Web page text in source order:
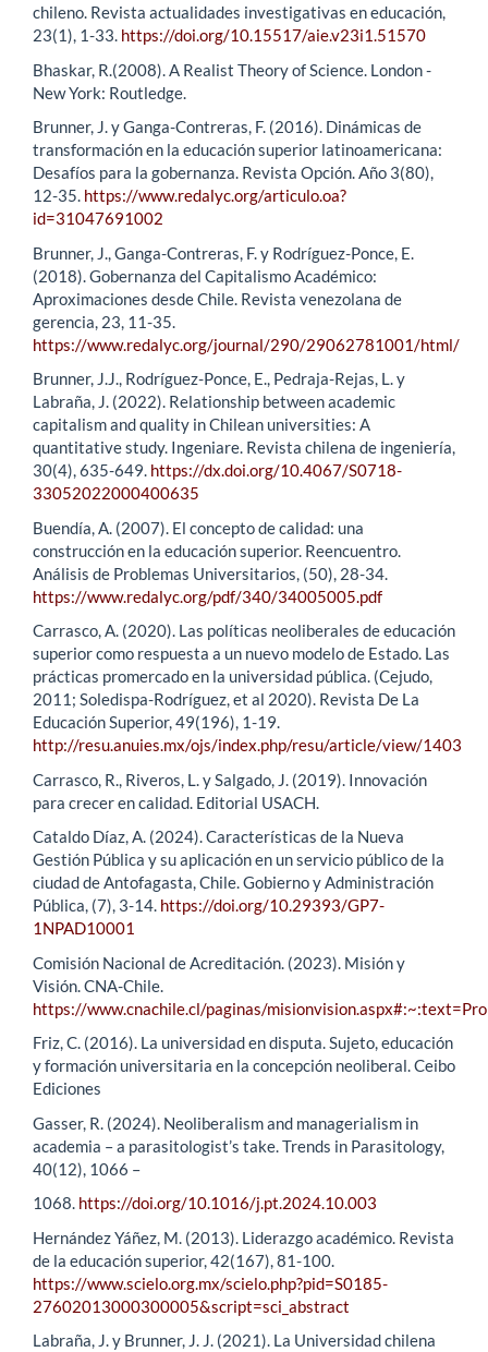
chileno. Revista actualidades investigativas en educación,
23(1), 1-33. https://doi.org/10.15517/aie.v23i1.51570
Bhaskar, R.(2008). A Realist Theory of Science. London -
New York: Routledge.
Brunner, J. y Ganga-Contreras, F. (2016). Dinámicas de
transformación en la educación superior latinoamericana:
Desafíos para la gobernanza. Revista Opción. Año 3(80),
12-35. https://www.redalyc.org/articulo.oa?
id=31047691002
Brunner, J., Ganga-Contreras, F. y Rodríguez-Ponce, E.
(2018). Gobernanza del Capitalismo Académico:
Aproximaciones desde Chile. Revista venezolana de
gerencia, 23, 11-35.
https://www.redalyc.org/journal/290/29062781001/html/
Brunner, J.J., Rodríguez-Ponce, E., Pedraja-Rejas, L. y
Labraña, J. (2022). Relationship between academic
capitalism and quality in Chilean universities: A
quantitative study. Ingeniare. Revista chilena de ingeniería,
30(4), 635-649. https://dx.doi.org/10.4067/S0718-
33052022000400635
Buendía, A. (2007). El concepto de calidad: una
construcción en la educación superior. Reencuentro.
Análisis de Problemas Universitarios, (50), 28-34.
https://www.redalyc.org/pdf/340/34005005.pdf
Carrasco, A. (2020). Las políticas neoliberales de educación
superior como respuesta a un nuevo modelo de Estado. Las
prácticas promercado en la universidad pública. (Cejudo,
2011; Soledispa-Rodríguez, et al 2020). Revista De La
Educación Superior, 49(196), 1-19.
http://resu.anuies.mx/ojs/index.php/resu/article/view/1403
Carrasco, R., Riveros, L. y Salgado, J. (2019). Innovación
para crecer en calidad. Editorial USACH.
Cataldo Díaz, A. (2024). Características de la Nueva
Gestión Pública y su aplicación en un servicio público de la
ciudad de Antofagasta, Chile. Gobierno y Administración
Pública, (7), 3-14. https://doi.org/10.29393/GP7-
1NPAD10001
Comisión Nacional de Acreditación. (2023). Misión y
Visión. CNA-Chile.
https://www.cnachile.cl/paginas/
Friz, C. (2016). La universidad en disputa. Sujeto, educación
y formación universitaria en la concepción neoliberal. Ceibo
Ediciones
Gasser, R. (2024). Neoliberalism and managerialism in
academia – a parasitologist’s take. Trends in Parasitology,
40(12), 1066 –
1068. https://doi.org/10.1016/j.pt.2024.10.003
Hernández Yáñez, M. (2013). Liderazgo académico. Revista
de la educación superior, 42(167), 81-100.
https://www.scielo.org.mx/scielo.php?pid=S0185-
27602013000300005&script=sci_abstract
Labraña, J. y Brunner, J. J. (2021). La Universidad chilena